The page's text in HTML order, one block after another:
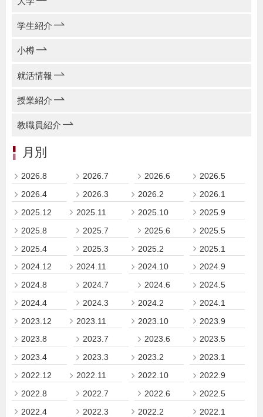
学生紹介
小樽
就活情報
授業紹介
教職員紹介
月別
2026.8 2026.7 2026.6
2026.5
2026.4
2026.3 2026.2
2026.1
2025.12
2025.11 2025.10
2025.9
2025.8
2025.7 2025.6
2025.5
2025.4
2025.3 2025.2
2025.1
2024.12
2024.11 2024.10
2024.9
2024.8
2024.7 2024.6
2024.5
2024.4
2024.3 2024.2
2024.1
2023.12
2023.11 2023.10
2023.9
2023.8
2023.7 2023.6
2023.5
2023.4
2023.3 2023.2
2023.1
2022.12
2022.11 2022.10
2022.9
2022.8
2022.7 2022.6
2022.5
2022.4
2022.3 2022.2
2022.1